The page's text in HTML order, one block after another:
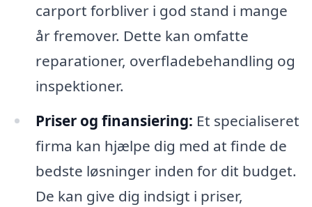
carport forbliver i god stand i mange
år fremover. Dette kan omfatte
reparationer, overfladebehandling og
inspektioner.
Priser og finansiering: Et specialiseret
firma kan hjælpe dig med at finde de
bedste løsninger inden for dit budget.
De kan give dig indsigt i priser,